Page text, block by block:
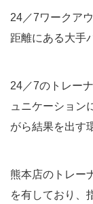
24／7ワークア
距離にある大手
24／7のトレー
ュニケーション
がら結果を出す
熊本店のトレー
を有しており、